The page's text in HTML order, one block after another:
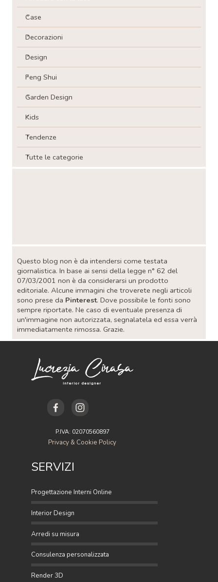
Case
Decorazioni
Design
Feng Shui
Garden Design
Kids
Tendenze
Tutte le categorie
Questo blog non è da intendersi come testata
giornalistica. In base ai sensi della legge n° 62 del
07/03/2001 non è da considerarsi un prodotto
editoriale. Alcune immagini che troverete negli articoli
sono prese da Pinterest. Dove possibile le fonti sono
sempre riportate. Ne caso di eventuale presenza di
un'immagine non autorizzata, segnalatela ed essa verrà
immediatamente rimossa. Grazie.
SERVIZI
Progettazione Interni Online
Interior Design
Arredi su misura
Consulenza personalizzata
Render 3D
P.IVA: 02070560897
Privacy & Cookie Policy